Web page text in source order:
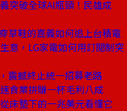
突破全球AI瓶頸！民雄成
草鞋的嘉義如何追上台積電
意，LG家電如何用訂閱制突
震撼終止統一招募老路
食業拚賺一杯毛利八成
床墊下的一兆美元看懂它